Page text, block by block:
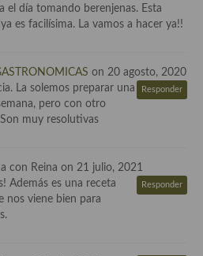
el día tomando berenjenas. Esta
es facilísima. La vamos a hacer ya!!
on 20 agosto, 2020
Responder
La solemos preparar una
pero con otro
muy resolutivas
con Reina on 21 julio, 2021
Responder
Además es una receta
nos viene bien para